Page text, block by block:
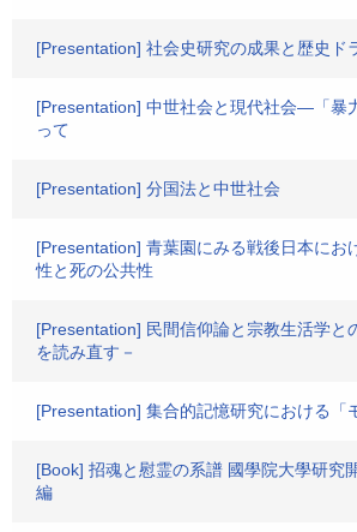
[Presentation] 社会史研究の成果と歴史ド
[Presentation] 中世社会と現代社会―「暴
って
[Presentation] 分国法と中世社会
[Presentation] 青葉園にみる戦後日本にお
性と死の公共性
[Presentation] 民間信仰論と宗教生活学と
を読み直す－
[Presentation] 集合的記憶研究における「
[Book] 招魂と慰霊の系譜 國學院大學研究
編